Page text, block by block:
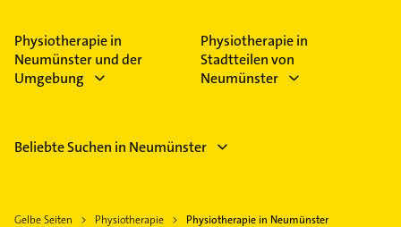
Physiotherapie in
Neumünster und der
Umgebung
Physiotherapie in
Stadtteilen von
Neumünster
Beliebte Suchen in Neumünster
Gelbe Seiten Physiotherapie Physiotherapie in Neumünster